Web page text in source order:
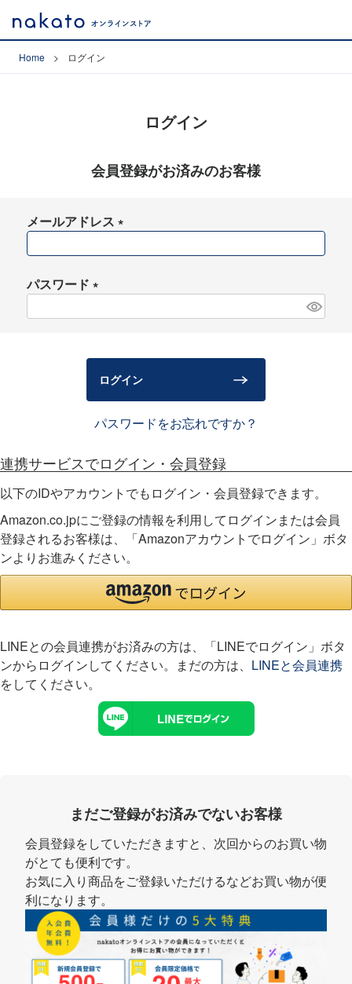
Home ログイン
ログイン
会員登録がお済みのお客様
メールアドレス
パスワード
)
ログイン
パスワードをお忘れですか？
連携サービスでログイン・会員登録
以下のIDやアカウントでもログイン・会員登録できます。
Amazon.co.jpにご登録の情報を利用してログインまたは会員
登録されるお客様は、「Amazonアカウントでログイン」ボタ
ンよりお進みください。
LINEとの会員連携がお済みの方は、「LINEでログイン」ボタ
ンからログインしてください。まだの方は、 LINEと会員連携
をしてください。
まだご登録がお済みでないお客様
会員登録をしていただきますと、次回からのお買い物
がとても便利です。
お気に入り商品をご登録いただけるなどお買い物が便
利になります。